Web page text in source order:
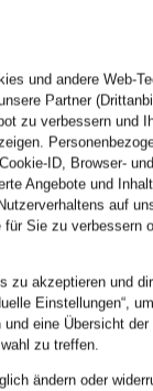
und andere Web-
Partner
zu verbessern und
ID, Browser-
Angebote und
auf
Sie zu verbessern
zu akzeptieren und
Einstellungen“,
eine Übersicht
zu treffen.
ändern oder